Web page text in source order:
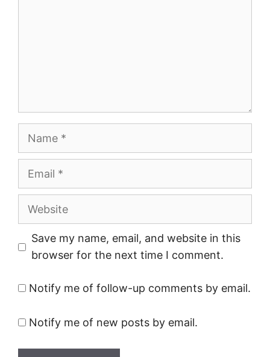
Website
Save my name, email, and website in this
browser for the next time I comment.
Notify me of follow-up comments by email.
Notify me of new posts by email.